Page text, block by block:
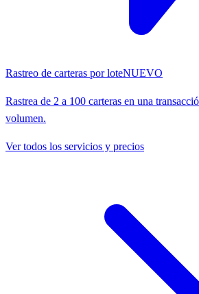
Rastreo de carteras por loteNUEVO
Rastrea de 2 a 100 carteras en una
volumen.
Ver todos los servicios y precios